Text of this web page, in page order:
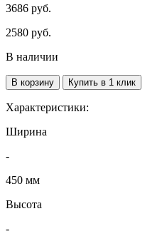
3686 руб.
2580 руб.
В наличии
В корзину Купить в 1 клик
Характеристики:
Ширина
-
450 мм
Высота
-